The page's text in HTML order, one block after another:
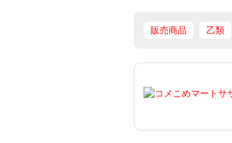
販売商品 乙類